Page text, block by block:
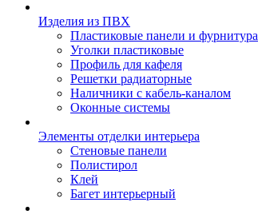
Изделия из ПВХ
Пластиковые панели и фурнитура
Уголки пластиковые
Профиль для кафеля
Решетки радиаторные
Наличники с кабель-каналом
Оконные системы
Элементы отделки интерьера
Стеновые панели
Полистирол
Клей
Багет интерьерный